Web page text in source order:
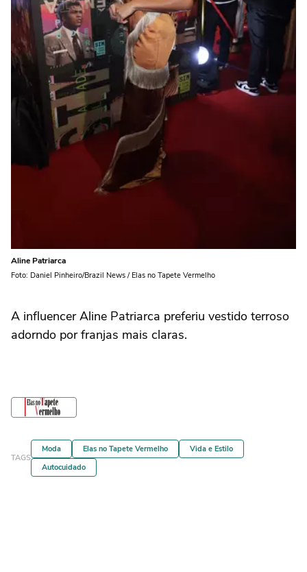
Aline Patriarca
Foto: Daniel Pinheiro/Brazil News / Elas no Tapete Vermelho
A influencer Aline Patriarca preferiu vestido terroso
adorndo por franjas mais claras.
TAGS
Moda Elas no Tapete Vermelho
Vida e Estilo
Autocuidado